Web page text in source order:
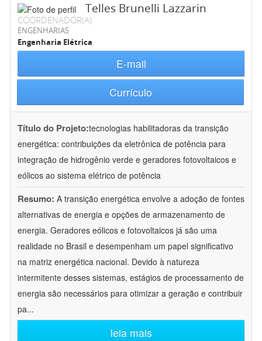
Telles Brunelli Lazzarin
COORDENADOR(A)
ENGENHARIAS
Engenharia Elétrica
E-mail
Currículo
Título do Projeto:tecnologias habilitadoras da transição
energética: contribuições da eletrônica de potência para
integração de hidrogênio verde e geradores fotovoltaicos e
eólicos ao sistema elétrico de potência
Resumo: A transição energética envolve a adoção de fontes
alternativas de energia e opções de armazenamento de
energia. Geradores eólicos e fotovoltaicos já são uma
realidade no Brasil e desempenham um papel significativo
na matriz energética nacional. Devido à natureza
intermitente desses sistemas, estágios de processamento de
energia são necessários para otimizar a geração e contribuir
pa...
leia mais